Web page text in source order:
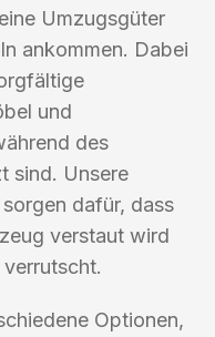
Umzugsgüter
ankommen. Dabei
und
des
sind. Unsere
dafür, dass
verstaut wird
Optionen,